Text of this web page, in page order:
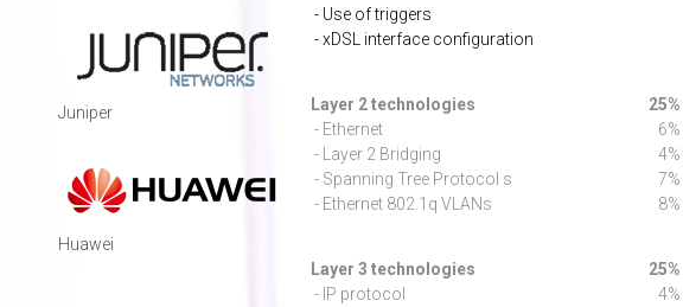
- Use of triggers
- xDSL interface configuration
Layer 2 technologies
25%
- Ethernet
6%
- Layer 2 Bridging
4%
- Spanning Tree Protocol s
7%
- Ethernet 802.1q VLANs
8%
Layer 3 technologies
25%
- IP protocol
4%
Juniper
Huawei